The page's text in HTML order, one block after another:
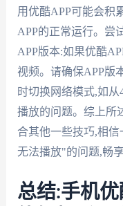
用优酷APP可能会积
APP的正常运行。尝
APP版本:如果优酷
视频。请确保APP版
时切换网络模式,如
播放的问题。综上所
合其他一些技巧,相
无法播放"的问题,畅
总结:手机